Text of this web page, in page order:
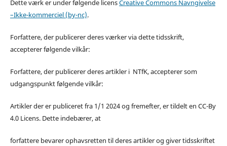
Dette værk er under følgende licensCreative Commons Navngivelse
–Ikke-kommerciel (by-nc).
Forfattere, der publicerer deres værker via dette tidsskrift,
accepterer følgende vilkår:
Forfattere, der publicerer deres artikler i NTfK, accepterer som
udgangspunkt følgende vilkår:
Artikler der er publiceret fra 1/1 2024 og fremefter, er tildelt en CC-By
4.0 Licens. Dette indebærer, at
forfattere bevarer ophavsretten til deres artikler og giver tidsskriftet